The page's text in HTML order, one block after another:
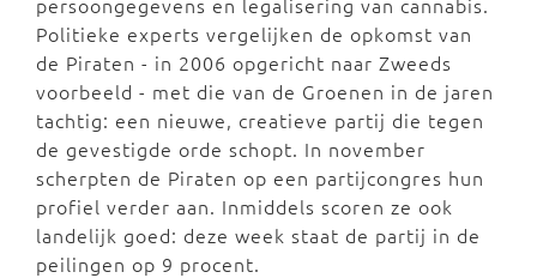
Politieke experts vergelijken de opkomst van
de Piraten - in 2006 opgericht naar Zweeds
voorbeeld - met die van de Groenen in de jaren
tachtig: een nieuwe, creatieve partij die tegen
de gevestigde orde schopt. In november
scherpten de Piraten op een partijcongres hun
profiel verder aan. Inmiddels scoren ze ook
landelijk goed: deze week staat de partij in de
peilingen op 9 procent.